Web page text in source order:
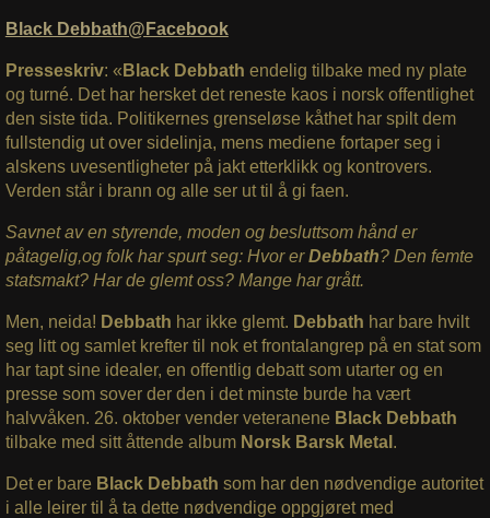
Black Debbath@Facebook
Presseskriv: « Black Debbath endelig tilbake med ny plate
og turné. Det har hersket det reneste kaos i norsk offentlighet
den siste tida. Politikernes grenseløse kåthet har spilt dem
fullstendig ut over sidelinja, mens mediene fortaper seg i
alskens uvesentligheter på jakt etterklikk og kontrovers.
Verden står i brann og alle ser ut til å gi faen.
Savnet av en styrende, moden og besluttsom hånd er
påtagelig,og folk har spurt seg: Hvor erDebbath? Den femte
statsmakt? Har de glemt oss? Mange har grått.
Men, neida! Debbath har ikke glemt. Debbath har bare hvilt
seg litt og samlet krefter til nok et frontalangrep på en stat som
har tapt sine idealer, en offentlig debatt som utarter og en
presse som sover der den i det minste burde ha vært
halvvåken. 26. oktober vender veteranene Black Debbath
tilbake med sitt åttende album Norsk Barsk Metal .
Det er bare Black Debbath som har den nødvendige autoritet
i alle leirer til å ta dette nødvendige oppgjøret med